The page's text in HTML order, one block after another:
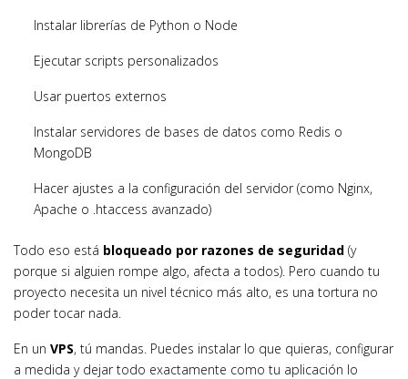
Instalar librerías de Python o Node
Ejecutar scripts personalizados
Usar puertos externos
Instalar servidores de bases de datos como Redis o
MongoDB
Hacer ajustes a la configuración del servidor (como Nginx,
Apache o .htaccess avanzado)
Todo eso está bloqueado por razones de seguridad (y
porque si alguien rompe algo, afecta a todos). Pero cuando tu
proyecto necesita un nivel técnico más alto, es una tortura no
poder tocar nada.
En un VPS, tú mandas. Puedes instalar lo que quieras, configurar
a medida y dejar todo exactamente como tu aplicación lo